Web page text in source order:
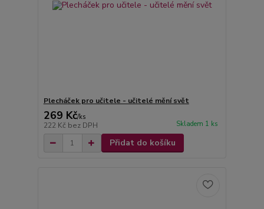
Plecháček pro učitele - učitelé mění svět
269 Kč/ks
222 Kč bez DPH Skladem 1 ks
Přidat do košíku